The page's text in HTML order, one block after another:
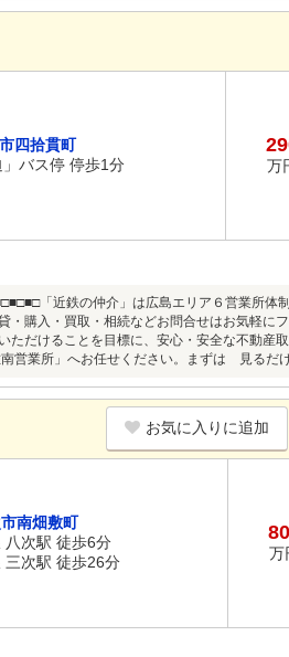
四拾貫町
バス停 停歩1分
万
「近鉄の仲介」は広島エリア６営業所体
・購入・買取・相続などお問合せはお気軽
ただけることを目標に、安心・安全な不動産
南営業所」へお任せください。まずは 見る
お気に入りに追加
南畑敷町
八次駅 徒歩6分
三次駅 徒歩26分
万